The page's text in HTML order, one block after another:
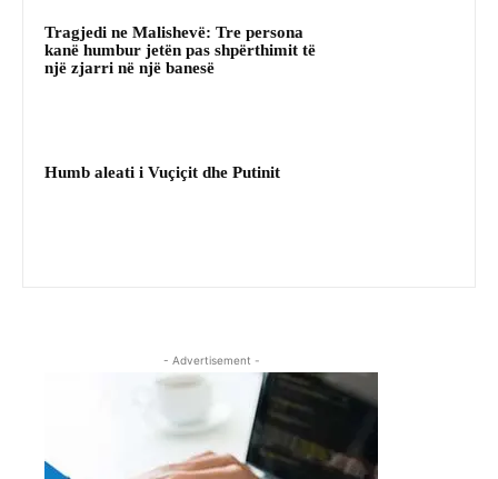
Tragjedi ne Malishevë: Tre persona
kanë humbur jetën pas shpërthimit të
një zjarri në një banesë
Humb aleati i Vuçiçit dhe Putinit
- Advertisement -